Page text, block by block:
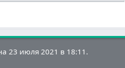
23 июля 2021 в 18:11.